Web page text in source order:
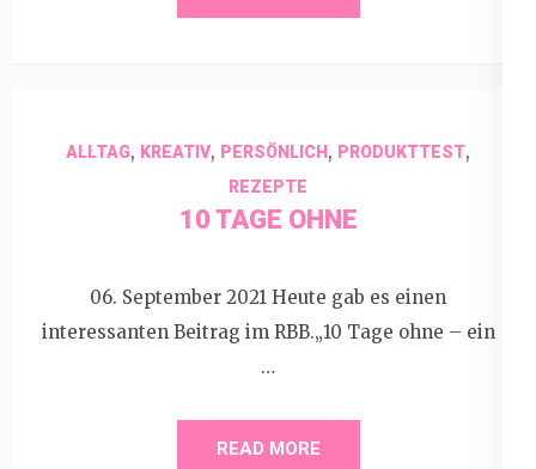
ALLTAG, KREATIV, PERSÖNLICH, PRODUKTTEST,
REZEPTE
10 TAGE OHNE
06. September 2021 Heute gab es einen
interessanten Beitrag im RBB.„10 Tage ohne – ein
…
READ MORE